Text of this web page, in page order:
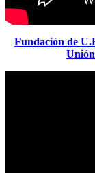
Fundación de